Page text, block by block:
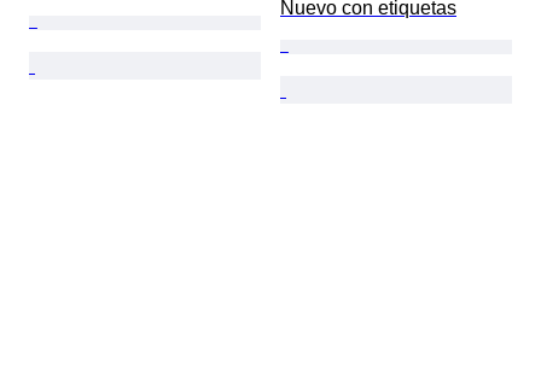
Nuevo con etiquetas